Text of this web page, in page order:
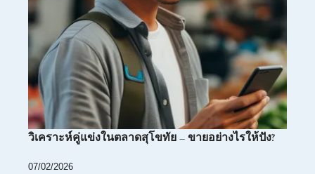
วิเคราะห์คู่แข่งในตลาดสุโขทัย – ขายอย่างไรให้ปัง?
07/02/2026